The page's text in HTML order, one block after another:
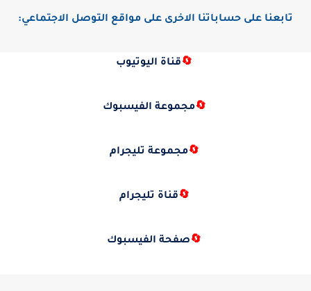
تابعنا على حساباتنا الاخرى على مواقع التوصل الاجتماعي:
🔄قناة اليوتيوب
🔄مجموعة الفيسبوك
🔄مجموعة تليجرام
🔄قناة تليجرام
🔄صفحة الفيسبوك